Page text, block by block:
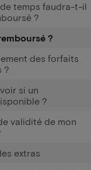
temps faudra-t-il
?
?
des forfaits
?
si un
?
validité de mon
extras